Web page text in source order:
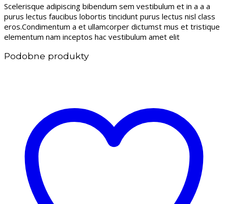
Scelerisque adipiscing bibendum sem vestibulum et in a a a
purus lectus faucibus lobortis tincidunt purus lectus nisl class
eros.Condimentum a et ullamcorper dictumst mus et tristique
elementum nam inceptos hac vestibulum amet elit
Podobne produkty